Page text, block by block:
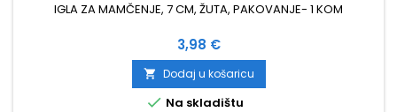
IGLA ZA MAMČENJE, 7 CM, ŽUTA, PAKOVANJE- 1 KOM
Cijena
3,98 €
 Dodaj u košaricu
 Na skladištu